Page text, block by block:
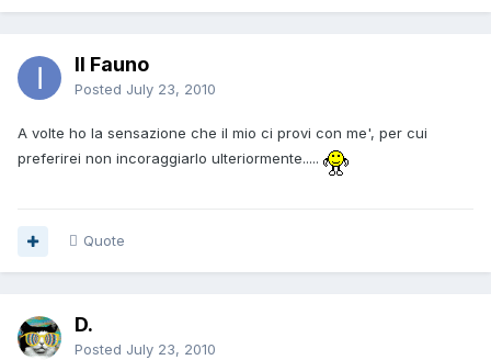
Il Fauno
Posted July 23, 2010
A volte ho la sensazione che il mio ci provi con me', per cui
preferirei non incoraggiarlo ulteriormente.....
Quote
D.
Posted July 23, 2010